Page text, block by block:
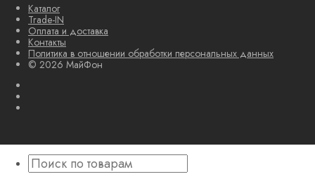
Каталог
Trade-IN
Оплата и доставка
Контакты
Политика в отношении обработки персональных данных
© 2026 МайФон